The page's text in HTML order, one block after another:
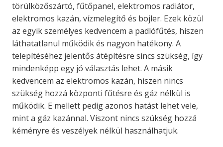
törülközőszártó, fűtőpanel, elektromos radiátor,
elektromos kazán, vízmelegítő és bojler. Ezek közül
az egyik személyes kedvencem a padlófűtés, hiszen
láthatatlanul működik és nagyon hatékony. A
telepítéséhez jelentős átépítésre sincs szükség, így
mindenképp egy jó választás lehet. A másik
kedvencem az elektromos kazán, hiszen nincs
szükség hozzá központi fűtésre és gáz nélkül is
működik. E mellett pedig azonos hatást lehet vele,
mint a gáz kazánnal. Viszont nincs szükség hozzá
kéményre és veszélyek nélkül használhatjuk.